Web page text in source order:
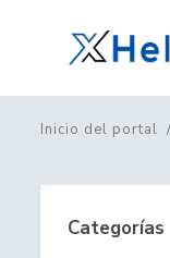
Inicio del portal
Categorías